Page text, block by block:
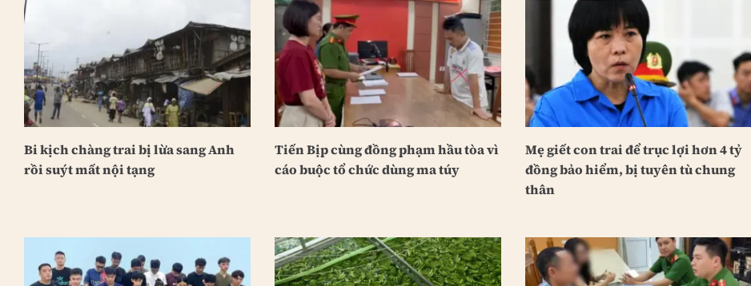
Bi kịch chàng trai bị lừa sang Anh
rồi suýt mất nội tạng
Tiến Bịp cùng đồng phạm hầu tòa vì
cáo buộc tổ chức dùng ma túy
Mẹ giết con trai để trục lợi hơn 4 tỷ
đồng bảo hiểm, bị tuyên tù chung
thân